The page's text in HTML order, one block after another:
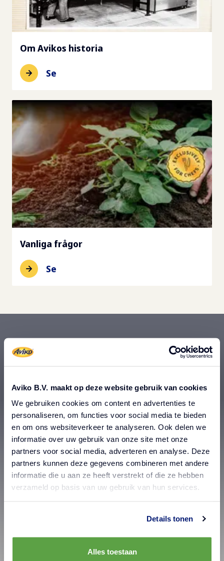
Aviko B.V. maakt op deze website gebruik van cookies
We gebruiken cookies om content en advertenties te
personaliseren, om functies voor social media te bieden
en om ons websiteverkeer te analyseren. Ook delen we
informatie over uw gebruik van onze site met onze
partners voor social media, adverteren en analyse. Deze
partners kunnen deze gegevens combineren met andere
informatie die u aan ze heeft verstrekt of die ze hebben
verzameld op basis van uw gebruik van hun services.
Details tonen
Alles toestaan
Om Avikos historia
Se
Vanliga frågor
Se
81% av kunderna skulle
beställa pommes frites
oftare om de var säkra på
att de skulle vara
krispiga
Vi finns här för att hjälpa
dig!
Ta kontakt med oss redan idag